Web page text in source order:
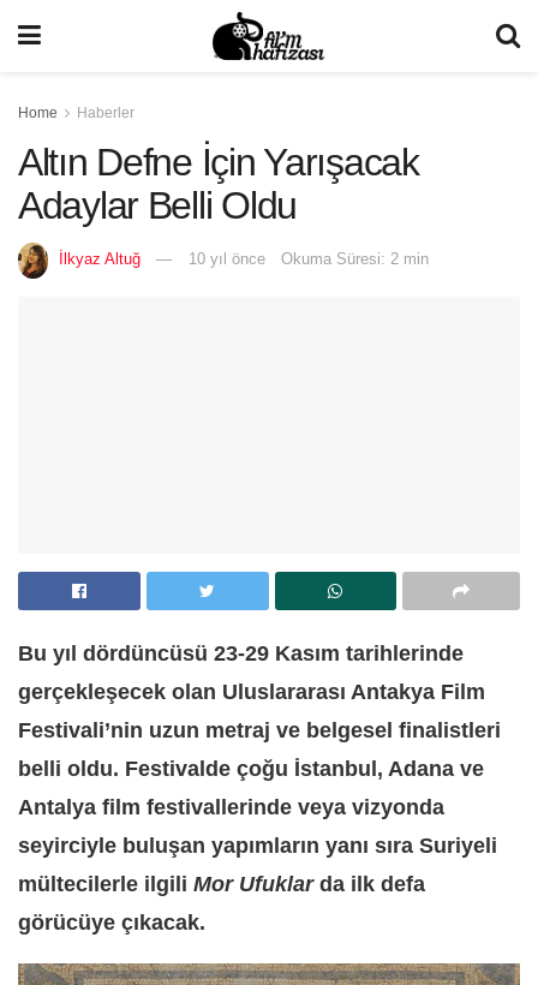
Home Haberler
Altın Defne İçin Yarışacak
Adaylar Belli Oldu
İlkyaz Altuğ 10 yıl önce Okuma Süresi: 2 min
Bu yıl dördüncüsü 23-29 Kasım tarihlerinde
gerçekleşecek olan Uluslararası Antakya Film
Festivali’nin uzun metraj ve belgesel finalistleri
belli oldu. Festivalde çoğu İstanbul, Adana ve
Antalya film festivallerinde veya vizyonda
seyirciyle buluşan yapımların yanı sıra Suriyeli
mültecilerle ilgili Mor Ufuklarda ilk defa
görücüye çıkacak.